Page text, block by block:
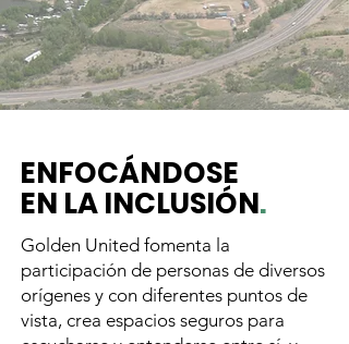
ENFOCÁNDOSE
EN LA INCLUSIÓN.
Golden United fomenta la
participación de personas de diversos
orígenes y con diferentes puntos de
vista, crea espacios seguros para